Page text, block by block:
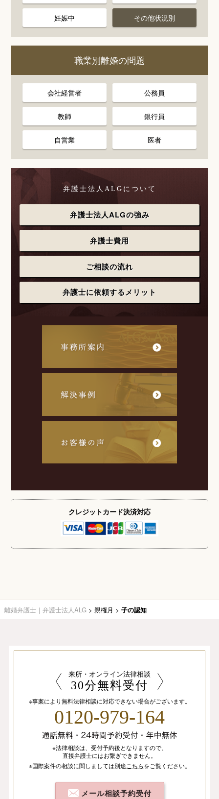
妊娠中 その他状況別
職業別離婚の問題
会社経営者 公務員
教師 銀行員
自営業 医者
弁護士法人ALGについて
弁護士法人ALGの強み
弁護士費用
ご相談の流れ
弁護士に依頼するメリット
クレジットカード決済対応
離婚弁護士｜弁護士法人ALG > 親権月 > 子の認知
来所・オンライン法律相談
30分無料受付
※事案により無料法律相談に対応できない場合がございます。
0120-979-164
※法律相談は、 受付予約後となりますので、
直接弁護士にはお繋ぎできません。
※国際案件の相談に関しましては別途 こちらをご覧ください。
メール相談予約受付